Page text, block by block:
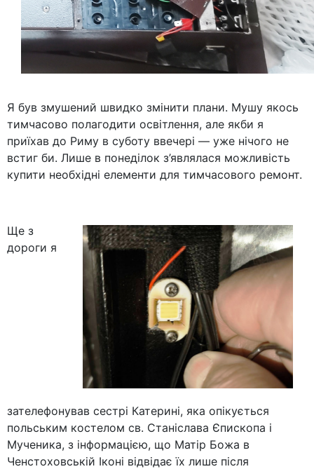
Я був змушений швидко змінити плани. Мушу якось
тимчасово полагодити освітлення, але якби я
приїхав до Риму в суботу ввечері — уже нічого не
встиг би. Лише в понеділок з’являлася можливість
купити необхідні елементи для тимчасового ремонт.
Ще з
дороги я
зателефонував сестрі Катерині, яка опікується
польським костелом св. Станіслава Єпископа і
Мученика, з інформацією, що Матір Божа в
Ченстоховській Іконі відвідає їх лише після